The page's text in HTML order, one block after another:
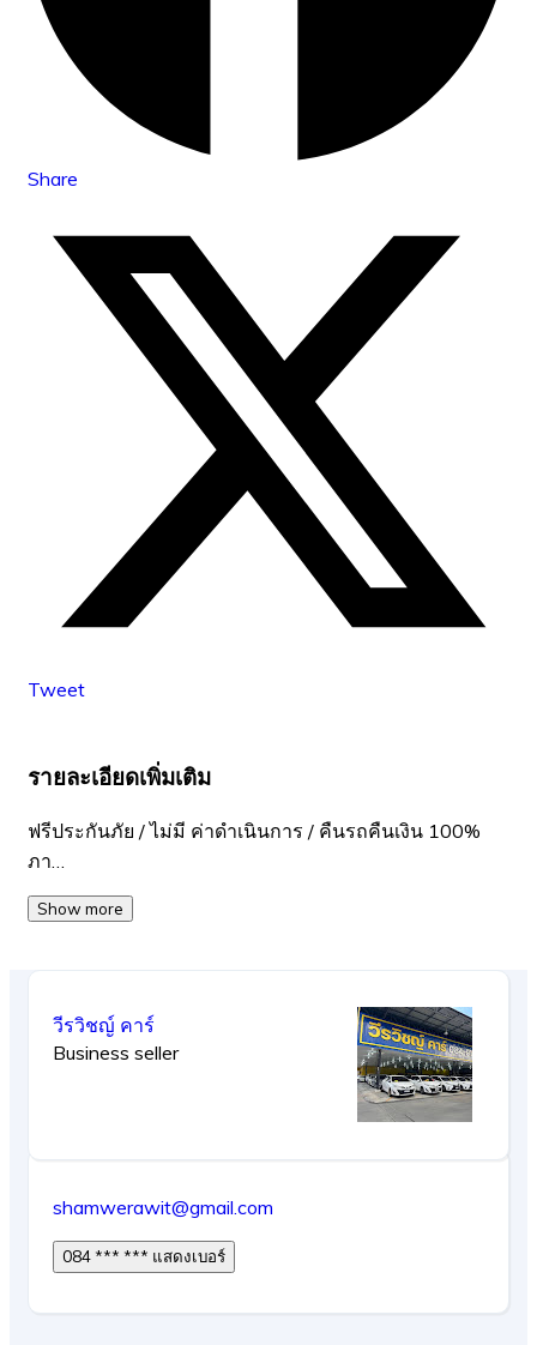
Share
Tweet
รายละเอียดเพิ่มเติม
ฟรีประกันภัย / ไม่มี ค่าดำเนินการ / คืนรถคืนเงิน 100%
ภา…
Show more
วีรวิชญ์ คาร์
Business seller
shamwerawit@gmail.com
084 *** *** แสดงเบอร์